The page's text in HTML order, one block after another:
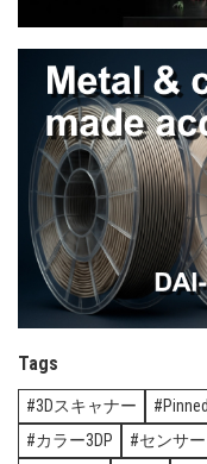
Tags
3Dスキャナー Pinned
カラー3DP
センサー